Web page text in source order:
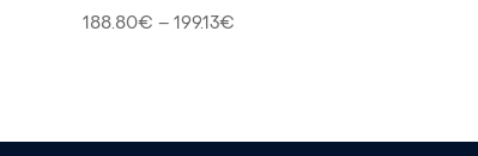
188.80€ – 199.13€